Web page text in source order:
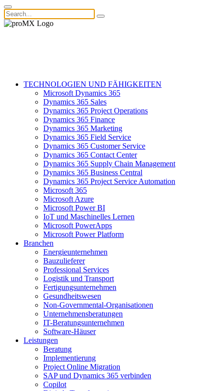
TECHNOLOGIEN UND FÄHIGKEITEN
Microsoft Dynamics 365
Dynamics 365 Sales
Dynamics 365 Project Operations
Dynamics 365 Finance
Dynamics 365 Marketing
Dynamics 365 Field Service
Dynamics 365 Customer Service
Dynamics 365 Contact Center
Dynamics 365 Supply Chain Management
Dynamics 365 Business Central
Dynamics 365 Project Service Automation
Microsoft 365
Microsoft Azure
Microsoft Power BI
IoT und Maschinelles Lernen
Microsoft PowerApps
Microsoft Power Platform
Branchen
Energieunternehmen
Bauzulieferer
Professional Services
Logistik und Transport
Fertigungsunternehmen
Gesundheitswesen
Non-Governmental-Organisationen
Unternehmensberatungen
IT-Beratungsunternehmen
Software-Häuser
Leistungen
Beratung
Implementierung
Project Online Migration
SAP und Dynamics 365 verbinden
Copilot